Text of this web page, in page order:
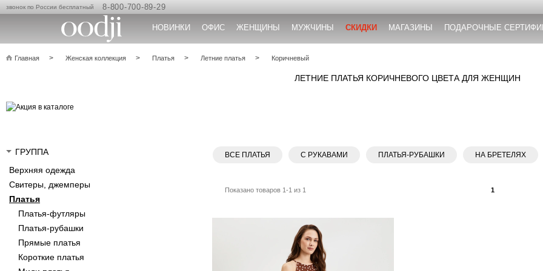
звонок по России бесплатный 8-800-700-89-29
НОВИНКИ ОФИС ЖЕНЩИНЫ МУЖЧИНЫ СКИДКИ МАГАЗИНЫ ПОДАРОЧНЫЕ
Главная Женская коллекция Платья Летние платья Коричневый
ЛЕТНИЕ ПЛАТЬЯ КОРИЧНЕВОГО ЦВЕТА ДЛЯ ЖЕНЩИН
ГРУППА
Верхняя одежда
Свитеры, джемперы
Платья
Платья-футляры
Платья-рубашки
Прямые платья
Короткие платья
ВСЕ ПЛАТЬЯ С РУКАВАМИ ПЛАТЬЯ-РУБАШКИ НА БРЕТЕЛЯХ
Показано товаров 1-1 из 1 1